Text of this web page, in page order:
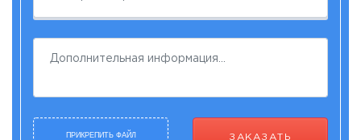
ПРИКРЕПИТЬ ФАЙЛ ЗАКАЗАТЬ